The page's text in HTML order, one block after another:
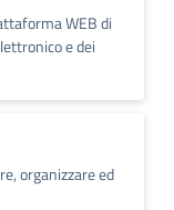
WEB di
e dei
organizzare ed